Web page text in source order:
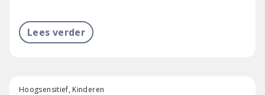
Lees verder
Hoogsensitief, Kinderen